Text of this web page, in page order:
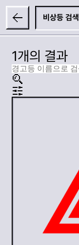
비상등
1개의 결과